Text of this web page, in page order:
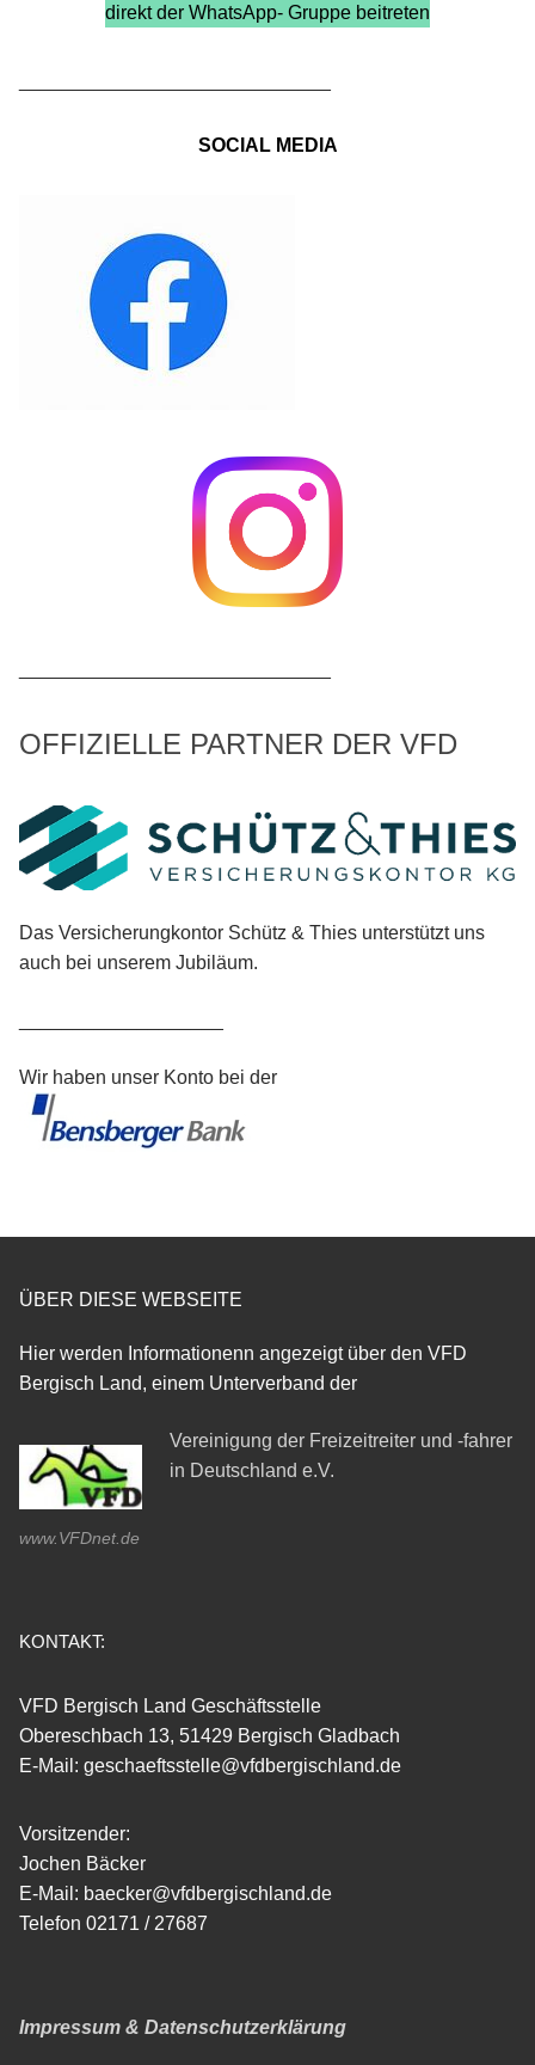
direkt der WhatsApp- Gruppe beitreten
SOCIAL MEDIA
OFFIZIELLE PARTNER DER VFD
Das Versicherungkontor Schütz & Thies unterstützt uns
auch bei unserem Jubiläum.
Wir haben unser Konto bei der
ÜBER DIESE WEBSEITE
Hier werden Informationenn angezeigt über den VFD
Bergisch Land, einem Unterverband der
www.VFDnet.de
Vereinigung der Freizeitreiter und -fahrer
in Deutschland e.V.
KONTAKT:
VFD Bergisch Land Geschäftsstelle
Obereschbach 13, 51429 Bergisch Gladbach
E-Mail: geschaeftsstelle@vfdbergischland.de
Vorsitzender:
Jochen Bäcker
E-Mail: baecker@vfdbergischland.de
Telefon 02171 / 27687
Impressum & Datenschutzerklärung